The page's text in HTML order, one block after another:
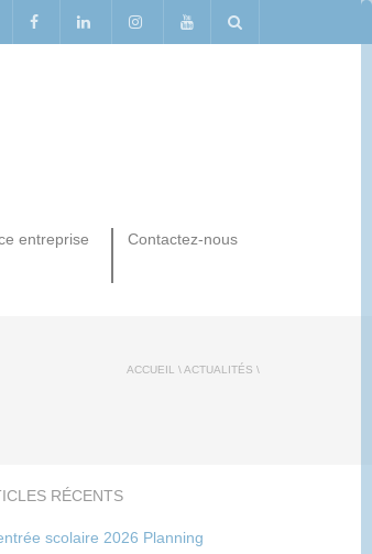
entreprise Contactez-nous
ACCUEIL \ACTUALITÉS \
RÉCENTS
scolaire 2026 Planning